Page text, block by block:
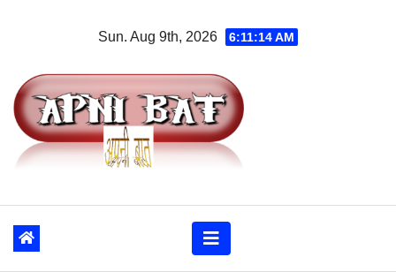
Sun. Aug 9th, 2026 6:11:15 AM